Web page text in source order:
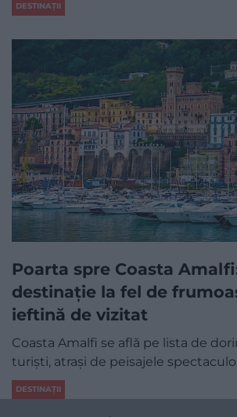
DESTINAȚII
Poarta spre Coasta
destinație la fel de
ieftină de vizitat
Coasta Amalfi se află pe lista de
turiști, atrași de peisajele
DESTINAȚII